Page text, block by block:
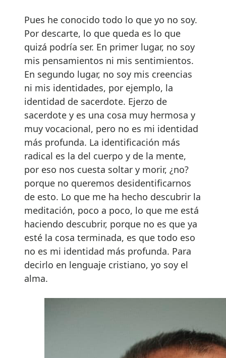
Pues he conocido todo lo que yo no soy.
Por descarte, lo que queda es lo que
quizá podría ser. En primer lugar, no soy
mis pensamientos ni mis sentimientos.
En segundo lugar, no soy mis creencias
ni mis identidades, por ejemplo, la
identidad de sacerdote. Ejerzo de
sacerdote y es una cosa muy hermosa y
muy vocacional, pero no es mi identidad
más profunda. La identificación más
radical es la del cuerpo y de la mente,
por eso nos cuesta soltar y morir, ¿no?
porque no queremos desidentificarnos
de esto. Lo que me ha hecho descubrir la
meditación, poco a poco, lo que me está
haciendo descubrir, porque no es que ya
esté la cosa terminada, es que todo eso
no es mi identidad más profunda. Para
decirlo en lenguaje cristiano, yo soy el
alma.